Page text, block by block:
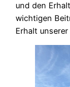
und den
wichtigen
Erhalt